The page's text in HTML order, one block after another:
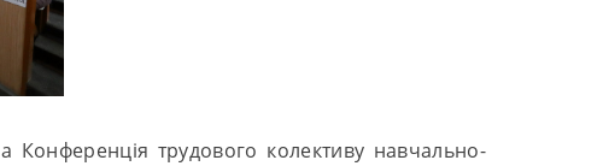
Конференція трудового колективу навчально-